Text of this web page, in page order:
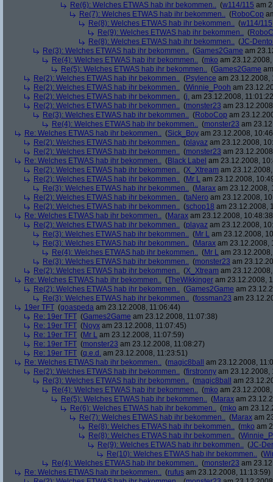
Re(6): Welches ETWAS hab ihr bekommen.. (w114/115 am
Re(7): Welches ETWAS hab ihr bekommen.. (RoboCop
Re(8): Welches ETWAS hab ihr bekommen.. (w114/115
Re(9): Welches ETWAS hab ihr bekommen.. (
Re(8): Welches ETWAS hab ihr bekommen.. (JC-
Re(3): Welches ETWAS hab ihr bekommen.. (Games2Game am
Re(4): Welches ETWAS hab ihr bekommen.. (mko am
Re(5): Welches ETWAS hab ihr bekommen.. (Games2Game
Re(2): Welches ETWAS hab ihr bekommen.. (Psylence am 23.12.2008,
Re(2): Welches ETWAS hab ihr bekommen.. (Winnie_Pooh am
Re(2): Welches ETWAS hab ihr bekommen.. (j. am 23.12.2008,
Re(2): Welches ETWAS hab ihr bekommen.. (monster23 am
Re(3): Welches ETWAS hab ihr bekommen.. (RoboCop am
Re(4): Welches ETWAS hab ihr bekommen.. (monster23 am
Re: Welches ETWAS hab ihr bekommen.. (Sick_Boy am 23.12.2008,
Re(2): Welches ETWAS hab ihr bekommen.. (playaz am 23.12.2008,
Re(2): Welches ETWAS hab ihr bekommen.. (monster23 am
Re: Welches ETWAS hab ihr bekommen.. (Black Label am 23.12.2008,
Re(2): Welches ETWAS hab ihr bekommen.. (X_Xtream am
Re(2): Welches ETWAS hab ihr bekommen.. (Mr L am 23.12.2008,
Re(3): Welches ETWAS hab ihr bekommen.. (Marax am 23.12.2008,
Re(2): Welches ETWAS hab ihr bekommen.. (taNero am 23.12.2008,
Re(2): Welches ETWAS hab ihr bekommen.. (schop18 am 23.12.2008,
Re: Welches ETWAS hab ihr bekommen.. (Marax am 23.12.2008,
Re(2): Welches ETWAS hab ihr bekommen.. (playaz am 23.12.2008,
Re(3): Welches ETWAS hab ihr bekommen.. (Mr L am 23.12.2008,
Re(3): Welches ETWAS hab ihr bekommen.. (Marax am 23.12.2008,
Re(4): Welches ETWAS hab ihr bekommen.. (Mr L am
Re(3): Welches ETWAS hab ihr bekommen.. (monster23 am
Re(2): Welches ETWAS hab ihr bekommen.. (X_Xtream am
Re: Welches ETWAS hab ihr bekommen.. (TheWikkinger am 23.12.2008,
Re(2): Welches ETWAS hab ihr bekommen.. (Games2Game am
Re(3): Welches ETWAS hab ihr bekommen.. (fossman23 am
19er TFT (goaspeda am 23.12.2008, 11:06:44)
Re: 19er TFT (Games2Game am 23.12.2008, 11:07:38)
Re: 19er TFT (Noyx am 23.12.2008, 11:07:45)
Re: 19er TFT (Mr L am 23.12.2008, 11:07:59)
Re: 19er TFT (monster23 am 23.12.2008, 11:08:27)
Re: 19er TFT (q.e.d. am 23.12.2008, 11:23:51)
Re: Welches ETWAS hab ihr bekommen.. (magic8ball
am 23.12.2008,
Re(2): Welches ETWAS hab ihr bekommen.. (firstronny am 23.12.2008,
Re(3): Welches ETWAS hab ihr bekommen.. (magic8ball
am
Re(4): Welches ETWAS hab ihr bekommen.. (mko am
Re(5): Welches ETWAS hab ihr bekommen.. (Marax am
Re(6): Welches ETWAS hab ihr bekommen.. (mko am
Re(7): Welches ETWAS hab ihr bekommen.. (Marax am
Re(8): Welches ETWAS hab ihr bekommen.. (mko am
Re(8): Welches ETWAS hab ihr bekommen.. (
Re(9): Welches ETWAS hab ihr bekommen.. (JC-
Re(10): Welches ETWAS hab ihr bekommen.. (
Re(4): Welches ETWAS hab ihr bekommen.. (monster23 am
Re: Welches ETWAS hab ihr bekommen.. (rufus am 23.12.2008, 11:13:59)